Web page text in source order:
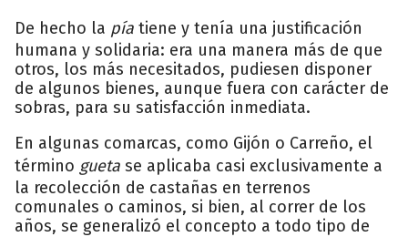
De hecho la pía tiene y tenía una justificación
humana y solidaria: era una manera más de que
otros, los más necesitados, pudiesen disponer
de algunos bienes, aunque fuera con carácter de
sobras, para su satisfacción inmediata.
En algunas comarcas, como Gijón o Carreño, el
término gueta se aplicaba casi exclusivamente a
la recolección de castañas en terrenos
comunales o caminos, si bien, al correr de los
años, se generalizó el concepto a todo tipo de